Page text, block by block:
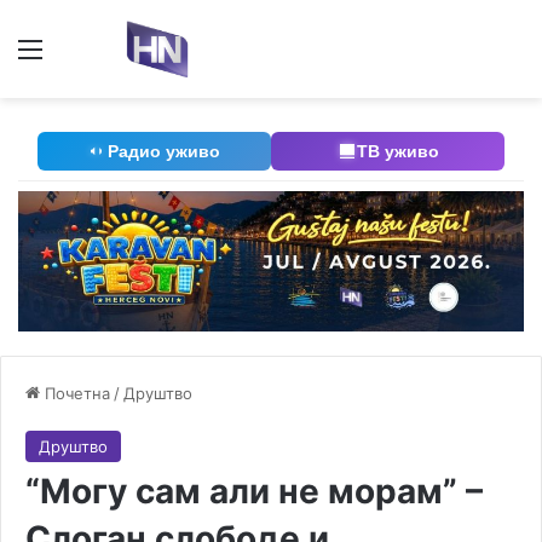
Радио уживо ТВ уживо
Почетна / Друштво
Друштво
“Могу сам али не морам” –